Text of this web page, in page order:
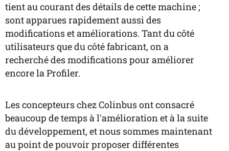
tient au courant des détails de cette machine ;
sont apparues rapidement aussi des
modifications et améliorations. Tant du côté
utilisateurs que du côté fabricant, on a
recherché des modifications pour améliorer
encorela Profiler.
Les concepteurs chez Colinbus ont consacré
beaucoup de temps à l'amélioration et à la suite
du développement, et nous sommes maintenant
au point de pouvoir proposer différentes